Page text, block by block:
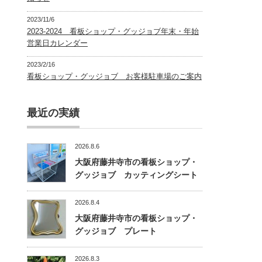
2023/11/6
2023-2024 看板ショップ・グッジョブ年末・年始
営業日カレンダー
2023/2/16
看板ショップ・グッジョブ お客様駐車場のご案内
最近の実績
2026.8.6
大阪府藤井寺市の看板ショップ・
グッジョブ カッティングシート
2026.8.4
大阪府藤井寺市の看板ショップ・
グッジョブ プレート
2026.8.3